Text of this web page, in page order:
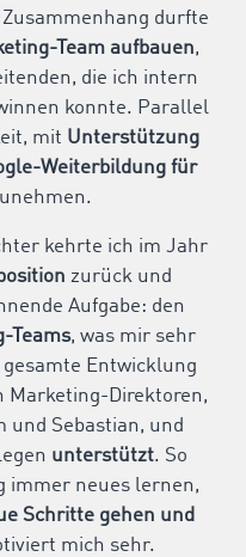
durfte
Team aufbauen,
die ich intern
konnte. Parallel
mit Unterstützung
Weiterbildung für
kehrte ich im Jahr
zurück und
Aufgabe: den
Teams, was mir sehr
Entwicklung
Marketing-Direktoren,
und Sebastian, und
unterstützt. So
immer neues lernen,
Schritte gehen und
mich sehr.